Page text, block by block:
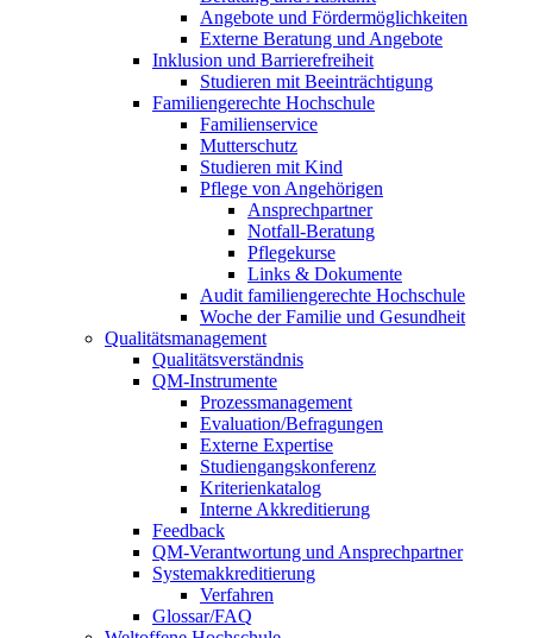
Angebote und Fördermöglichkeiten
Externe Beratung und Angebote
Inklusion und Barrierefreiheit
Studieren mit Beeinträchtigung
Familiengerechte Hochschule
Familienservice
Mutterschutz
Studieren mit Kind
Pflege von Angehörigen
Ansprechpartner
Notfall-Beratung
Pflegekurse
Links & Dokumente
Audit familiengerechte Hochschule
Woche der Familie und Gesundheit
Qualitätsmanagement
Qualitätsverständnis
QM-Instrumente
Prozessmanagement
Evaluation/Befragungen
Externe Expertise
Studiengangskonferenz
Kriterienkatalog
Interne Akkreditierung
Feedback
QM-Verantwortung und Ansprechpartner
Systemakkreditierung
Verfahren
Glossar/FAQ